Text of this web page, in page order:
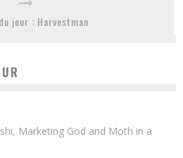
jour : Harvestman
Marketing God and Moth in a